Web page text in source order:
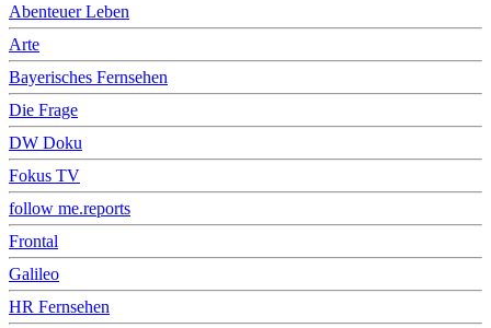
Abenteuer Leben
Arte
Bayerisches Fernsehen
Die Frage
DW Doku
Fokus TV
follow me.reports
Frontal
Galileo
HR Fernsehen